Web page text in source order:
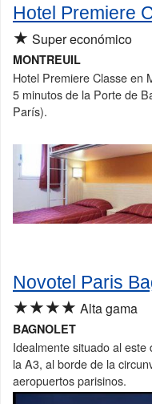
Hotel Premiere
★ Super económico
MONTREUIL
Hotel Premiere Classe en
5 minutos de la Porte de
París).
Novotel Paris
★★★★ Alta gama
BAGNOLET
Idealmente situado al
la A3, al borde de la
aeropuertos parisinos.